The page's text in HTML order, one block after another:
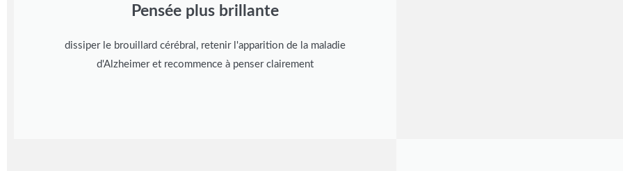
Pensée plus brillante
dissiper le brouillard cérébral, retenir l'apparition de la maladie
d'Alzheimer et recommence à penser clairement